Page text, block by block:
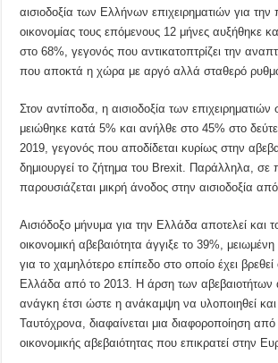
αισιοδοξία των Ελλήνων επιχειρηματιών για την
οικονομίας τους επόμενους 12 μήνες αυξήθηκε
στο 68%, γεγονός που αντικατοπτρίζει την
που αποκτά η χώρα με αργό αλλά σταθερό
Στον αντίποδα, η αισιοδοξία των
μειώθηκε κατά 5% και ανήλθε στο 45% στο
2019, γεγονός που αποδίδεται κυρίως στην
δημιουργεί το ζήτημα του Brexit. Παράλληλα, σε
παρουσιάζεται μικρή άνοδος στην αισιοδοξία
Αισιόδοξο μήνυμα για την Ελλάδα αποτελεί και
οικονομική αβεβαιότητα άγγιξε το 39%,
για το χαμηλότερο επίπεδο στο οποίο έχει βρεθεί
Ελλάδα από το 2013. Η άρση των αβεβαιοτήτων
ανάγκη έτσι ώστε η ανάκαμψη να υλοποιηθεί
Ταυτόχρονα, διαφαίνεται μια διαφοροποίηση
οικονομικής αβεβαιότητας που επικρατεί στην